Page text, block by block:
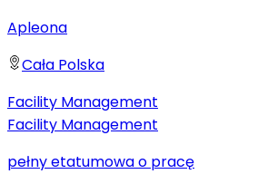
Apleona
Cała Polska
Facility Management
Facility Management
pełny etatumowa o pracę